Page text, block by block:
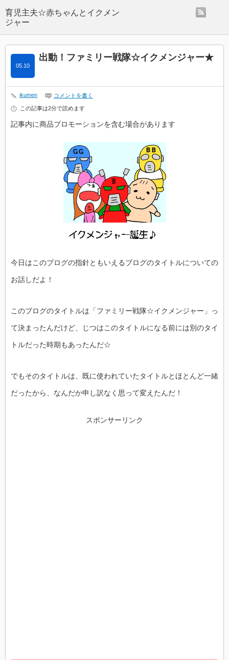
出動！ファミリー戦隊☆イクメンジャー★
05.10
ikumen コメントを書く
この記事は2分で読めます
記事内に商品プロモーションを含む場合があります
今日はこのブログの指針ともいえるブログのタイトルについての
お話しだよ！
このブログのタイトルは「ファミリー戦隊☆イクメンジャー」っ
て決まったんだけど、じつはこのタイトルになる前には別のタイ
トルだった時期もあったんだ☆
でもそのタイトルは、既に使われていたタイトルとほとんど一緒
だったから、なんだか申し訳なく思って変えたんだ！
スポンサーリンク